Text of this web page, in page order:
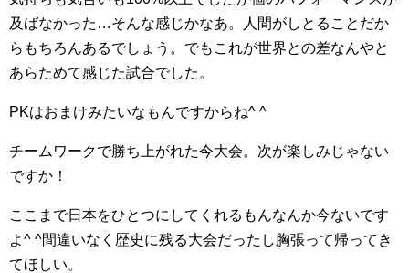
及ばなかった…そんな感じかなあ。人間がしとることだか
らもちろんあるでしょう。でもこれが世界との差なんやと
あらためて感じた試合でした。
PKはおまけみたいなもんですからね^ ^
チームワークで勝ち上がれた今大会。次が楽しみじゃない
ですか！
ここまで日本をひとつにしてくれるもんなんか今ないです
よ^ ^間違いなく歴史に残る大会だったし胸張って帰ってき
てほしい。